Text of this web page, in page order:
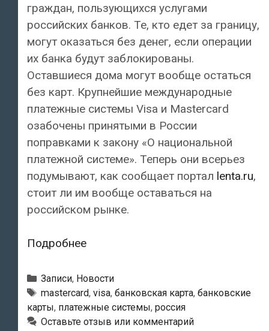
граждан, пользующихся услугами
российских банков. Те, кто едет за границу,
могут оказаться без денег, если операции
их банка будут заблокированы.
Оставшиеся дома могут вообще остаться
без карт. Крупнейшие международные
платежные системы Visa и Mastercard
озабочены принятыми в России
поправками к закону «О национальной
платежной системе». Теперь они всерьез
подумывают, как сообщает портал lenta.ru,
стоит ли им вообще оставаться на
российском рынке.
ПодробнееМеждународные
системы
Visa
и
MasterCard
Рубрики
Записи, Новости
Метки
mastercard, visa, банковская карта, банковские
карты, платежные системы, россия
Оставьте отзыв или комментарий